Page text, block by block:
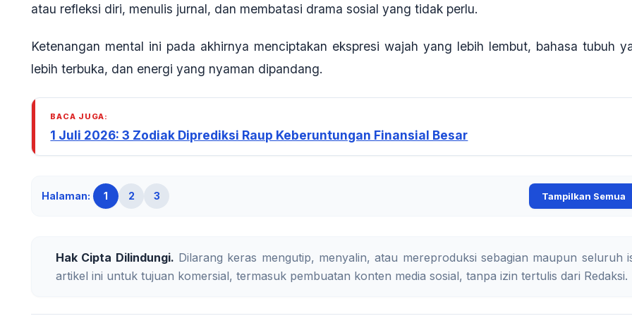
atau refleksi diri, menulis jurnal, dan membatasi drama sosial yang tidak perlu.
Ketenangan mental ini pada akhirnya menciptakan ekspresi wajah yang lebih lembut, bahasa tubuh
lebih terbuka, dan energi yang nyaman dipandang.
BACA JUGA:
1 Juli 2026: 3 Zodiak Diprediksi Raup Keberuntungan Finansial Besar
Halaman: 1 2 3 Tampilkan Semua
Hak Cipta Dilindungi. Dilarang keras mengutip, menyalin, atau mereproduksi sebagian maupun seluruh
artikel ini untuk tujuan komersial, termasuk pembuatan konten media sosial, tanpa izin tertulis dari Redaksi.